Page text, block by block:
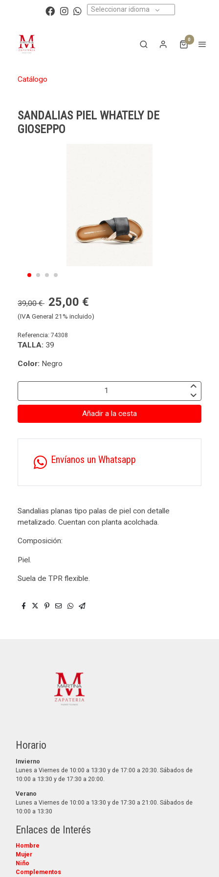
Seleccionar idioma
0
Catálogo
SANDALIAS PIEL WHATELY DE
GIOSEPPO
39,00 € 25,00 €
(IVA General 21% incluido)
Referencia: 74308
TALLA: 39
Color: Negro
Añadir a la cesta
Envíanos un Whatsapp
Sandalias planas tipo palas de piel con detalle
metalizado. Cuentan con planta acolchada.
Composición:
Piel.
Suela de TPR flexible.
Horario
Invierno
Lunes a Viernes de 10:00 a 13:30 y de 17:00 a 20:30. Sábados de
10:00 a 13:30 y de 17:30 a 20:00.
Verano
Lunes a Viernes de 10:00 a 13:30 y de 17:30 a 21:00. Sábados de
10:00 a 13:30
Enlaces de Interés
Hombre
Mujer
Niño
Complementos